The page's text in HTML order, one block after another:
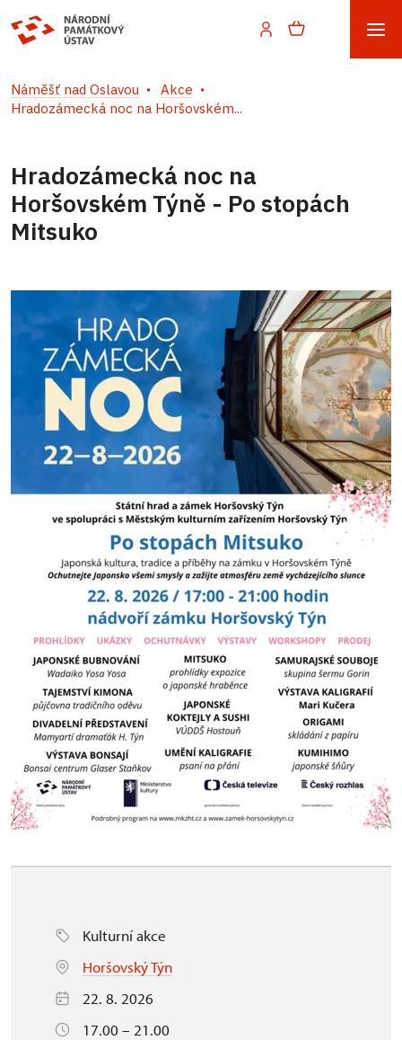
Náměšť nad Oslavou
Akce
Hradozámecká noc na Horšovském...
Hradozámecká noc na
Horšovském Týně - Po stopách
Mitsuko
Kulturní akce
Horšovský Týn
22. 8. 2026
17.00 – 21.00